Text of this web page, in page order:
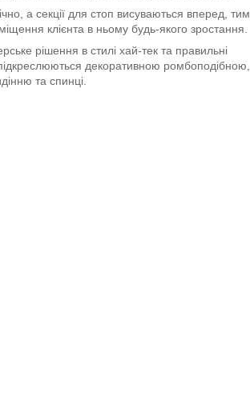
а секції для стоп висуваються вперед, тим
клієнта в ньому будь-якого зростання.
рішення в стилі хай-тек та правильні
декоративною ромбоподібною,
та спинці.